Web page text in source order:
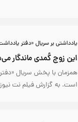
یادداشتی بر سریال «دفتر
این زوج کُمدی ماندگار
همزمان با پخش سریال
است. به گزارش فیلم نت